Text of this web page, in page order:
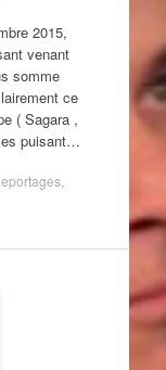
2015,
venant
somme
ce
( Sagara ,
puisant…
,